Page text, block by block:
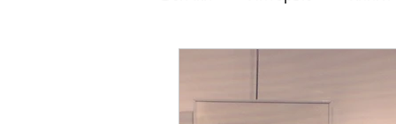
Изложби 2024